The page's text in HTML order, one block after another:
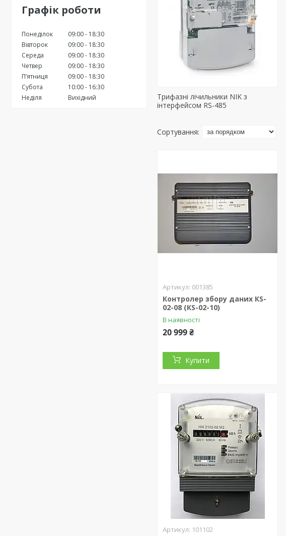
Графік роботи
Понеділок 09:00
18:30
Вівторок
09:00
18:30
Середа
09:00
18:30
Четвер
09:00
18:30
Пʼятниця
09:00
18:30
Субота
10:00
16:30
Неділя
Вихідний
Трифазні лічильники NIK з
інтерфейсом RS-485
001385
Контролер збору даних КS-
02-08 (КS-02-10)
В наявності
20 999 ₴
Купити
101102